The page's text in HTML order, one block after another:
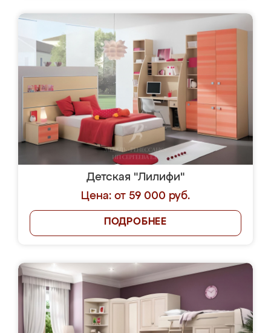
Детская "Лилифи"
Цена: от 59 000 руб.
ПОДРОБНЕЕ